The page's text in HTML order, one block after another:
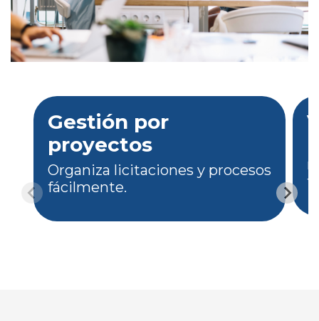
Gestión por
proyectos
Organiza licitaciones y procesos
fácilmente.